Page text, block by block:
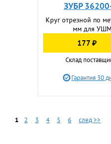
ЗУБР
Круг отрезной по
мм для УШМ
177 ₽
Склад
Гарантия 30
1 2 3 4 5 6 след >>